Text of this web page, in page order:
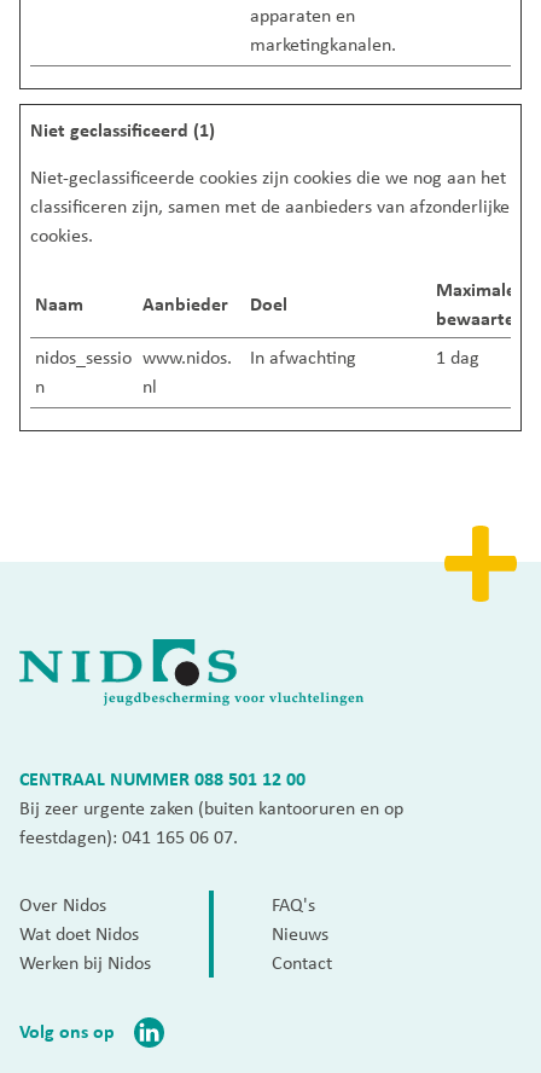
apparaten en
marketingkanalen.
Niet geclassificeerd (1)
Niet-geclassificeerde cookies zijn cookies die we nog aan het
classificeren zijn, samen met de aanbieders van afzonderlijke
cookies.
Naam Aanbieder Doel
Maximale
nidos_sessio
n
www.nidos.
nl
In afwachting 1 dag
CENTRAAL NUMMER088 501 12 00
Bij zeer urgente zaken (buiten kantooruren en op
feestdagen): 041 165 06 07.
Over Nidos
Wat doet Nidos
Werken bij Nidos
FAQ's
Nieuws
Contact
Volg ons op